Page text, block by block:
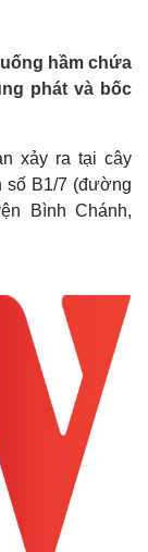
hầm chứa
phát và bốc
xảy ra tại cây
số B1/7 (đường
Bình Chánh,